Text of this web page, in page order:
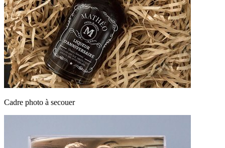
Cadre photo à secouer